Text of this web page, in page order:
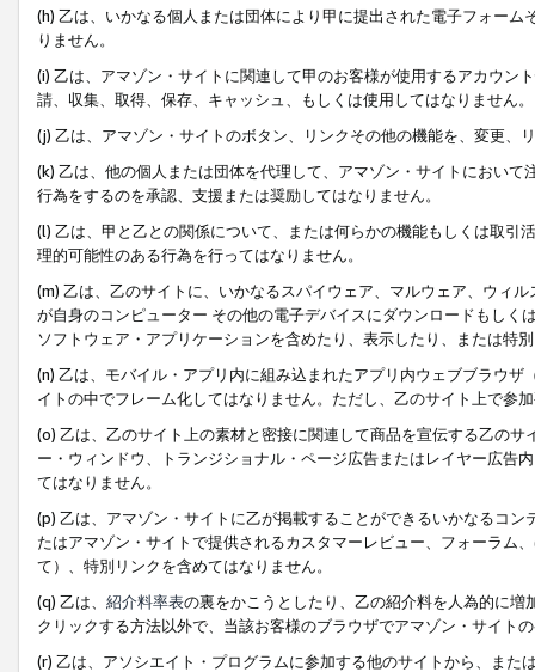
(h) 乙は、いかなる個人または団体により甲に提出された電子フォー
りません。
(i) 乙は、アマゾン・サイトに関連して甲のお客様が使用するアカウン
請、収集、取得、保存、キャッシュ、もしくは使用してはなりません。
(j) 乙は、アマゾン・サイトのボタン、リンクその他の機能を、変更、
(k) 乙は、他の個人または団体を代理して、アマゾン・サイトにおい
行為をするのを承認、支援または奨励してはなりません。
(l) 乙は、甲と乙との関係について、または何らかの機能もしくは取
理的可能性のある行為を行ってはなりません。
(m) 乙は、乙のサイトに、いかなるスパイウェア、マルウェア、ウィ
が自身のコンピューター その他の電子デバイスにダウンロードもし
ソフトウェア・アプリケーションを含めたり、表示したり、または特
(n) 乙は、モバイル・アプリ内に組み込まれたアプリ内ウェブブラウ
イトの中でフレーム化してはなりません。ただし、乙のサイト上で参
(o) 乙は、乙のサイト上の素材と密接に関連して商品を宣伝する乙の
ー・ウィンドウ、トランジショナル・ページ広告またはレイヤー広告
てはなりません。
(p) 乙は、アマゾン・サイトに乙が掲載することができるいかなるコ
たはアマゾン・サイトで提供されるカスタマーレビュー、フォーラム
て）、特別リンクを含めてはなりません。
(q) 乙は、 紹介料率表の裏をかこうとしたり、乙の紹介料を人為的に
クリックする方法以外で、当該お客様のブラウザでアマゾン・サイト
(r) 乙は、アソシエイト・プログラムに参加する他のサイトから、ま